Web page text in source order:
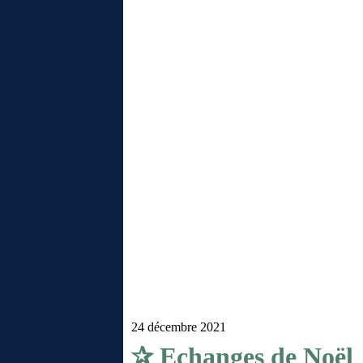
24 décembre 2021
✰ Echanges de Noël